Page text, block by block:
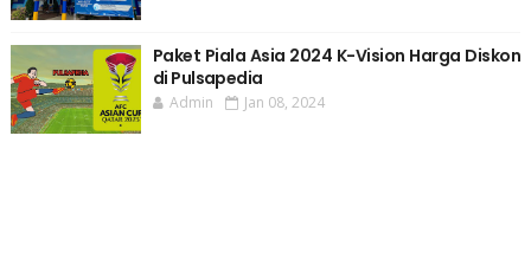
Paket Piala Asia 2024 K-Vision Harga Diskon
di Pulsapedia
Admin Jan 08, 2024